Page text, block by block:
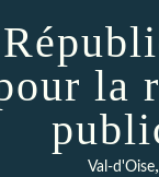
la
Val-d'Oise,